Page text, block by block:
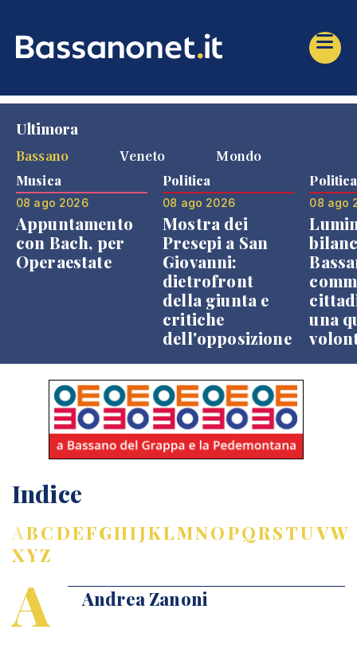
Ultimora
Bassano
Veneto Mondo
Musica
08 ago 2026
Appuntamento
con Bach, per
Operaestate
Politica
08 ago 2026
Mostra dei
Presepi a San
Giovanni:
dietrofront
della giunta e
critiche
dell'opposizione
Politica
08 ago
una
Indice
ABCDEFGHIJKLMNOPQRSTUVW
XYZ
A Andrea Zanoni